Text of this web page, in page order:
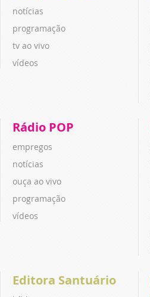
notícias
programação
tv ao vivo
vídeos
Rádio POP
empregos
notícias
ouça ao vivo
programação
vídeos
Editora Santuário